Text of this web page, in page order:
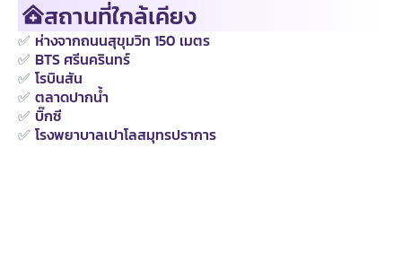
สถานที่ใกล้เคียง
✅ ห่างจากถนนสุขุมวิท 150 เมตร
✅ BTS ศรีนครินทร์
✅ โรบินสัน
✅ ตลาดปากน้ำ
✅ บิ๊กซี
✅ โรงพยาบาลเปาโลสมุทรปราการ